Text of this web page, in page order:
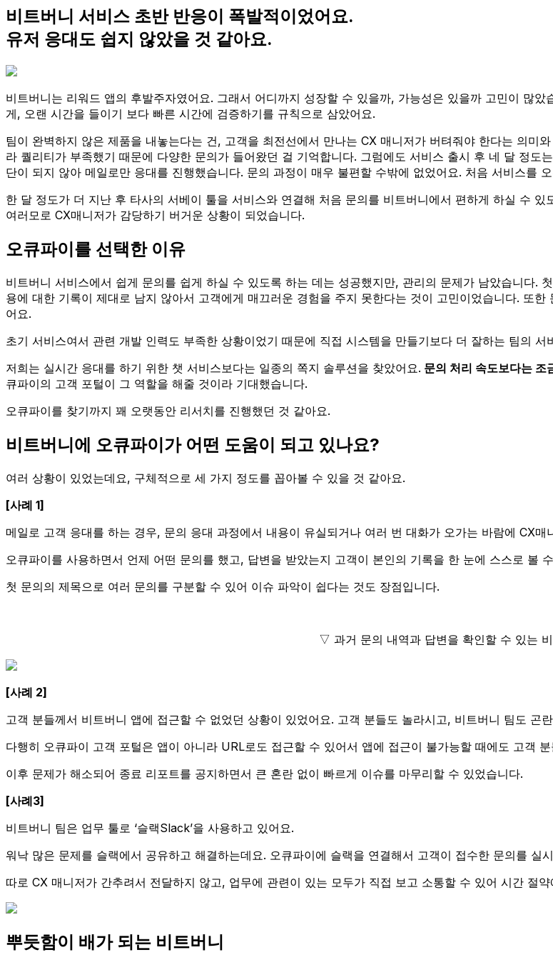
비트버니 서비스 초반 반응이 폭발적이었어요.
유저 응대도 쉽지 않았을 것 같아요.
비트버니는 리워드 앱의 후발주자였어요. 그래서 어디까지 성장할 수 있을까, 가능성은 있을까 고민이 많
게, 오랜 시간을 들이기 보다 빠른 시간에 검증하기를 규칙으로 삼았어요.
팀이 완벽하지 않은 제품을 내놓는다는 건, 고객을 최전선에서 만나는 CX 매니저가 버텨줘야 한다는 의미
라 퀄리티가 부족했기 때문에 다양한 문의가 들어왔던 걸 기억합니다. 그럼에도 서비스 출시 후 네 달 정
단이 되지 않아 메일로만 응대를 진행했습니다. 문의 과정이 매우 불편할 수밖에 없었어요. 처음 서비스를
한 달 정도가 더 지난 후 타사의 서베이 툴을 서비스와 연결해 처음 문의를 비트버니에서 편하게 하실 수
여러모로 CX매니저가 감당하기 버거운 상황이 되었습니다.
오큐파이를 선택한 이유
비트버니 서비스에서 쉽게 문의를 쉽게 하실 수 있도록 하는 데는 성공했지만, 관리의 문제가 남았습니다.
용에 대한 기록이 제대로 남지 않아서 고객에게 매끄러운 경험을 주지 못한다는 것이 고민이었습니다. 또
어요.
초기 서비스여서 관련 개발 인력도 부족한 상황이었기 때문에 직접 시스템을 만들기보다 더 잘하는 팀의
저희는 실시간 응대를 하기 위한 챗 서비스보다는 일종의 쪽지 솔루션을 찾았어요. 문의 처리 속도보다는 조
큐파이의 고객 포털이 그 역할을 해줄 것이라 기대했습니다.
오큐파이를 찾기까지 꽤 오랫동안 리서치를 진행했던 것 같아요.
비트버니에 오큐파이가 어떤 도움이 되고 있나요?
여러 상황이 있었는데요, 구체적으로 세 가지 정도를 꼽아볼 수 있을 것 같아요.
[사례 1]
메일로 고객 응대를 하는 경우, 문의 응대 과정에서 내용이 유실되거나 여러 번 대화가 오가는 바람에 CX
오큐파이를 사용하면서 언제 어떤 문의를 했고, 답변을 받았는지 고객이 본인의 기록을 한 눈에 스스로 볼
첫 문의의 제목으로 여러 문의를 구분할 수 있어 이슈 파악이 쉽다는 것도 장점입니다.
▽ 과거 문의 내역과 답변을 확인할 수 있는
[사례 2]
고객 분들께서 비트버니 앱에 접근할 수 없었던 상황이 있었어요. 고객 분들도 놀라시고, 비트버니 팀도 곤
다행히 오큐파이 고객 포털은 앱이 아니라 URL로도 접근할 수 있어서 앱에 접근이 불가능할 때에도 고객
이후 문제가 해소되어 종료 리포트를 공지하면서 큰 혼란 없이 빠르게 이슈를 마무리할 수 있었습니다.
[사례3]
비트버니 팀은 업무 툴로 ‘슬랙Slack’을 사용하고 있어요.
워낙 많은 문제를 슬랙에서 공유하고 해결하는데요. 오큐파이에 슬랙을 연결해서 고객이 접수한 문의를 실
따로 CX 매니저가 간추려서 전달하지 않고, 업무에 관련이 있는 모두가 직접 보고 소통할 수 있어 시간 절
뿌듯함이 배가 되는 비트버니